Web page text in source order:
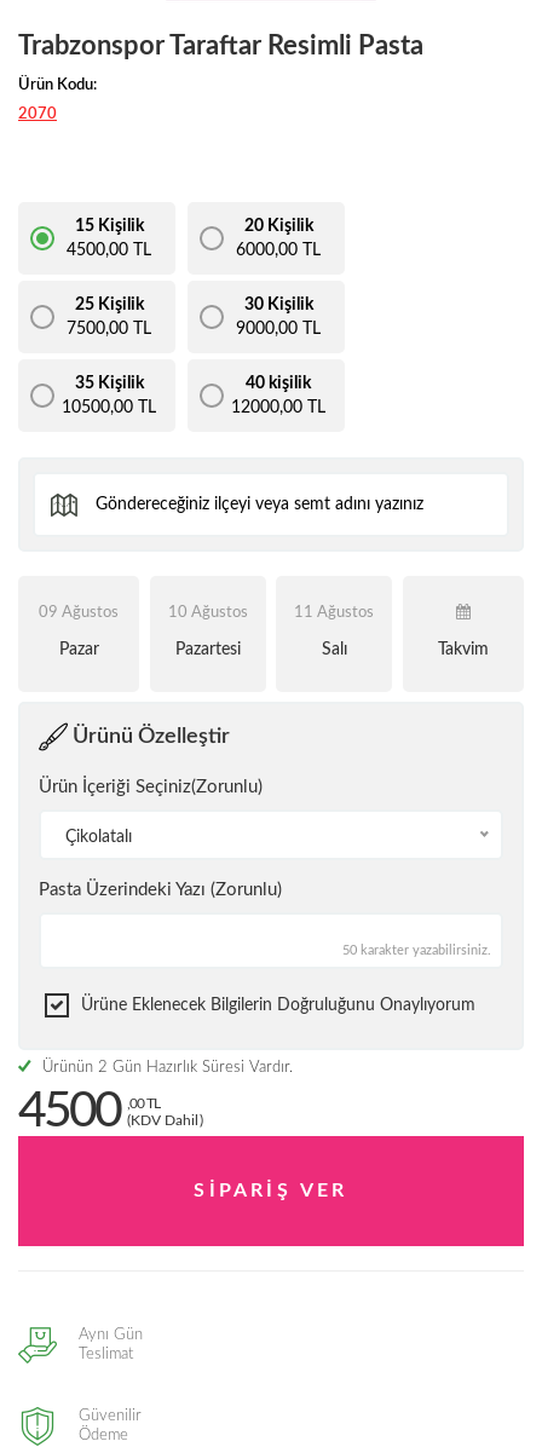
Trabzonspor Taraftar Resimli Pasta
Ürün Kodu:
2070
15 Kişilik
4500,00 TL
20 Kişilik
6000,00 TL
25 Kişilik
7500,00 TL
30 Kişilik
9000,00 TL
35 Kişilik
10500,00 TL
40 kişilik
12000,00 TL
09 Ağustos
Pazar
10 Ağustos
Pazartesi
11 Ağustos
Salı Takvim
Ürünü Özelleştir
Ürün İçeriği Seçiniz(Zorunlu)
Çikolatalı
Pasta Üzerindeki Yazı (Zorunlu)
50 karakter yazabilirsiniz.
Ürüne Eklenecek Bilgilerin Doğruluğunu Onaylıyorum
Ürünün 2 Gün Hazırlık Süresi Vardır.
4500
,00 TL
(KDV Dahil)
Aynı Gün
Teslimat
Güvenilir
Ödeme